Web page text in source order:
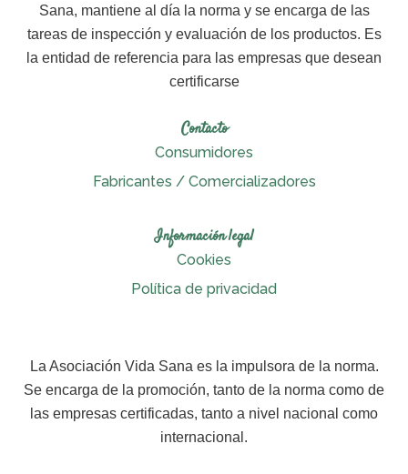
Sana, mantiene al día la norma y se encarga de las
tareas de inspección y evaluación de los productos. Es
la entidad de referencia para las empresas que desean
certificarse
Contacto
Consumidores
Fabricantes / Comercializadores
Información legal
Cookies
Política de privacidad
La Asociación Vida Sana es la impulsora de la norma.
Se encarga de la promoción, tanto de la norma como de
las empresas certificadas, tanto a nivel nacional como
internacional.